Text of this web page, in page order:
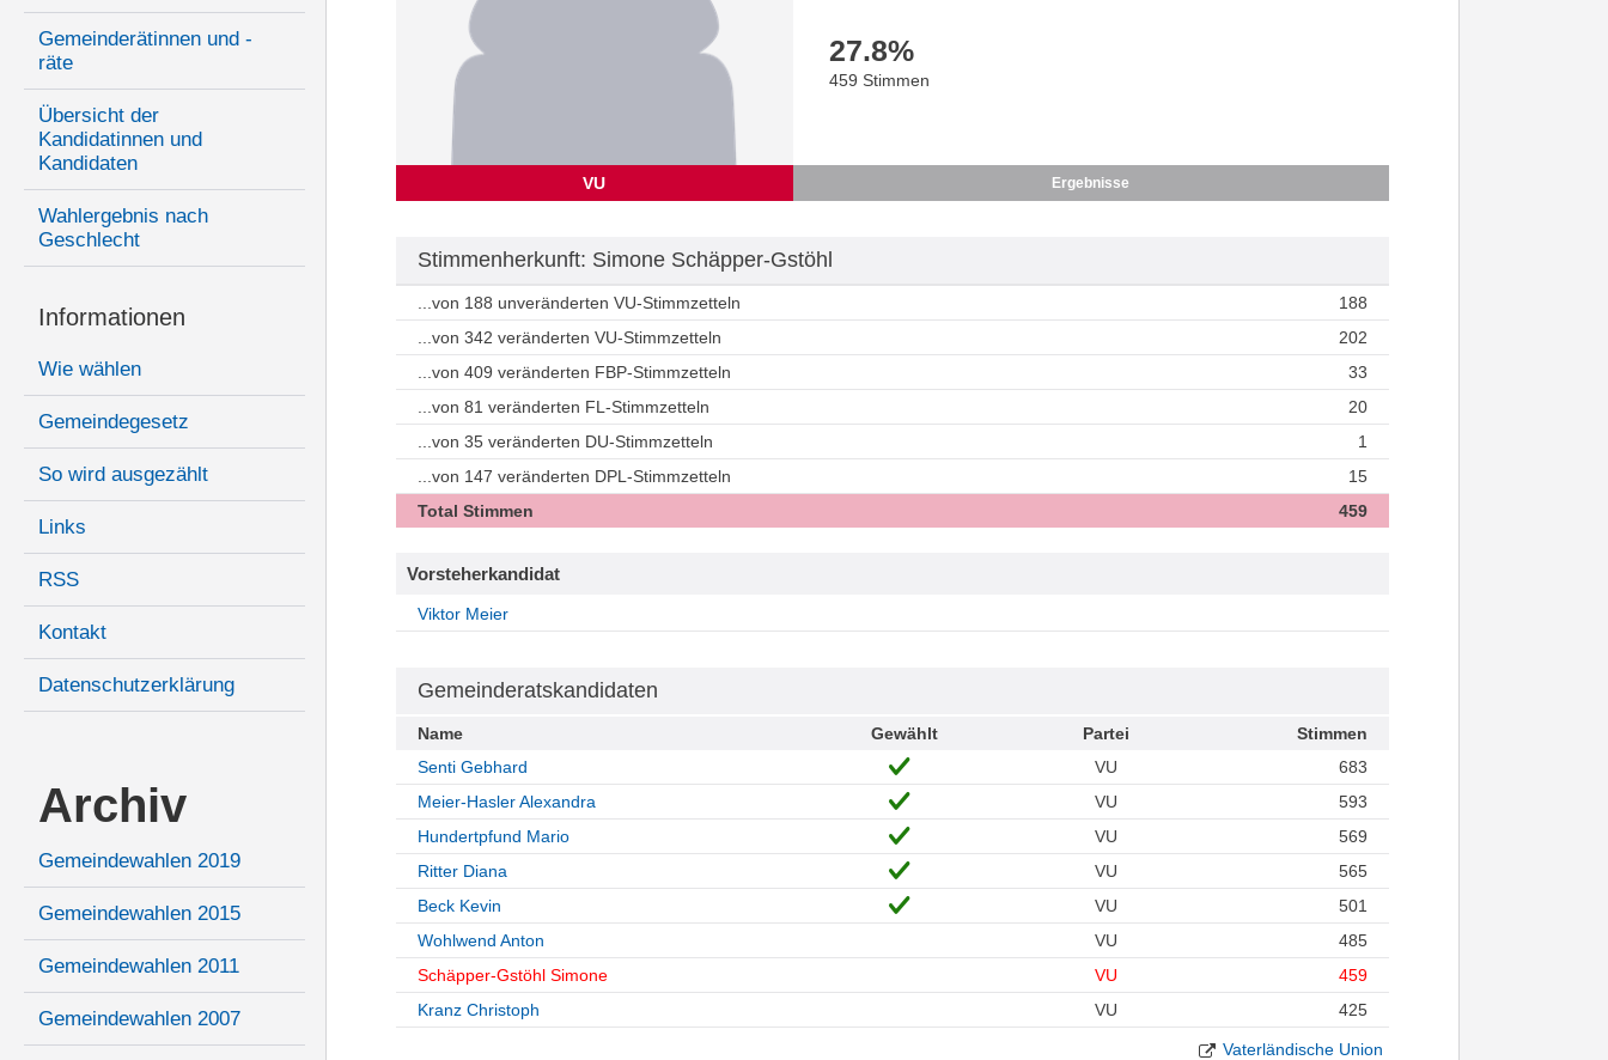
Gemeinderätinnen und -
räte
Übersicht der
Kandidatinnen und
Kandidaten
Wahlergebnis nach
Geschlecht
Informationen
Wie wählen
Gemeindegesetz
So wird ausgezählt
Links
RSS
Kontakt
Datenschutzerklärung
Archiv
Gemeindewahlen 2019
Gemeindewahlen 2015
Gemeindewahlen 2011
Gemeindewahlen 2007
VU
27.8%
459 Stimmen
Ergebnisse
Stimmenherkunft: Simone Schäpper-Gstöhl
...von 188 unveränderten VU-Stimmzetteln
188
...von 342 veränderten VU-Stimmzetteln
202
...von 409 veränderten FBP-Stimmzetteln
33
...von 81 veränderten FL-Stimmzetteln
20
...von 35 veränderten DU-Stimmzetteln
1
...von 147 veränderten DPL-Stimmzetteln
15
Total Stimmen
459
Vorsteherkandidat
Viktor Meier
Gemeinderatskandidaten
Name Gewählt Partei
Stimmen
Senti Gebhard
VU
683
Meier-Hasler Alexandra
VU
593
Hundertpfund Mario
VU
569
Ritter Diana
VU
565
Beck Kevin
VU
501
Wohlwend Anton
VU
485
Schäpper-Gstöhl Simone
VU
459
Kranz Christoph
VU 425
Vaterländische Union